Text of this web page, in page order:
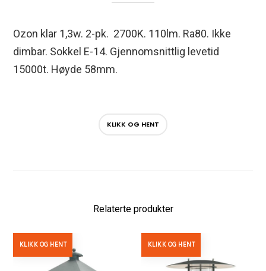
Ozon klar 1,3w. 2-pk. 2700K. 110lm. Ra80. Ikke
dimbar. Sokkel E-14. Gjennomsnittlig levetid
15000t. Høyde 58mm.
KLIKK OG HENT
Relaterte produkter
KLIKK OG HENT KLIKK OG HENT